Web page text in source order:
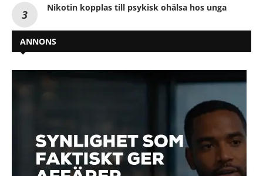
Nikotin kopplas till psykisk ohälsa hos unga
ANNONS